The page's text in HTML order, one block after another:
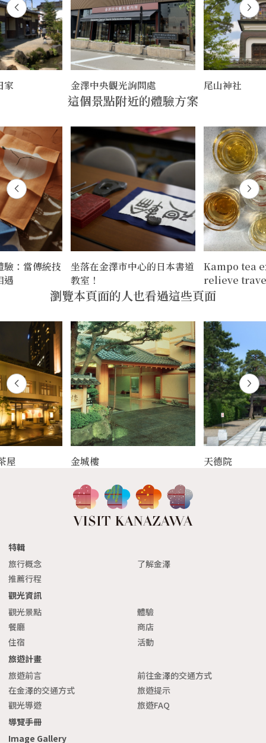
家 金澤中央觀光詢問處 尾山神社
這個景點附近的體驗方案
驗：當傳統技
遇
坐落在金澤市中心的日本書道
教室！
Kampo tea
relieve
瀏覽本頁面的人也看過這些頁面
屋 金城樓 天德院
特輯
旅行概念
了解金澤
推薦行程
觀光資訊
觀光景點
體驗
餐廳
商店
住宿
活動
旅遊計畫
旅遊前言
前往金澤的交通方式
在金澤的交通方式
旅遊提示
觀光導遊
旅遊FAQ
導覽手冊
Image Gallery